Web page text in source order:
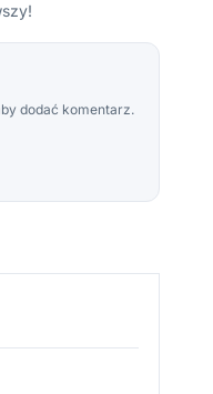
dodać komentarz.